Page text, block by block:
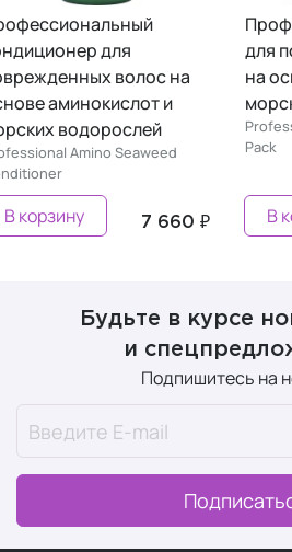
для
волос на
аминокислот и
водорослей
Amino Seaweed
7 660 ₽
В корзину
для
на
Pack
В
Будьте в курсе
и
Подпишитесь на